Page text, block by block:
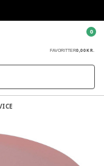
FAVORITTER0,00 KR.
0